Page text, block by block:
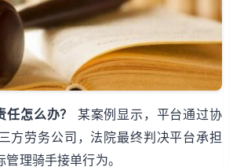
怎么办？
某案例显示，平台通过协
方劳务公司，法院最终判决平台承担
理骑手接单行为。